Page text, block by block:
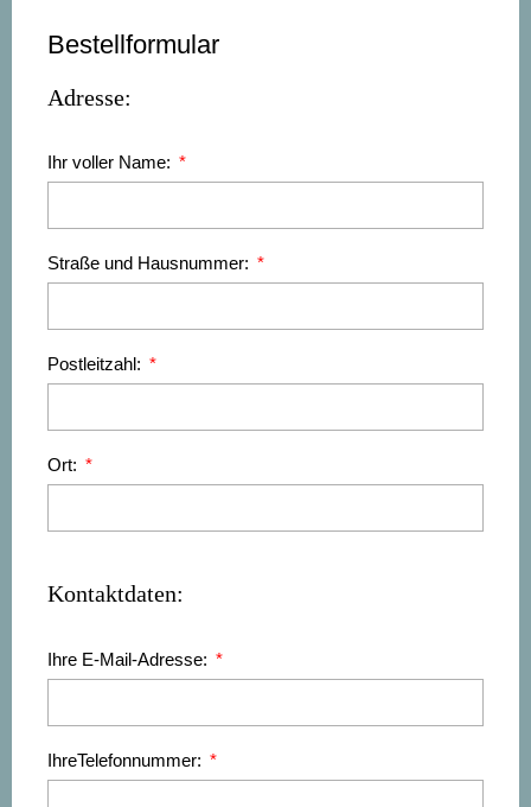
Bestellformular
Adresse:
Ihr voller Name:
Straße und Hausnummer:
Postleitzahl:
Ort:
Kontaktdaten:
Ihre E-Mail-Adresse:
IhreTelefonnummer: